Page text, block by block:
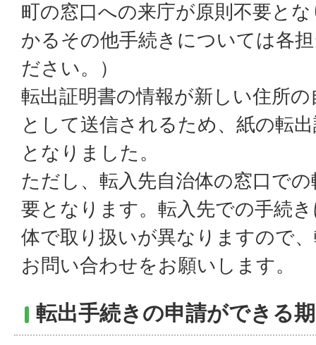
町の窓口への来庁が原則不要と
かるその他手続きについては各
ださい。）
転出証明書の情報が新しい住所
として送信されるため、紙の転
となりました。
ただし、転入先自治体の窓口で
要となります。転入先での手続
体で取り扱いが異なりますので
お問い合わせをお願いします。
転出手続きの申請ができる